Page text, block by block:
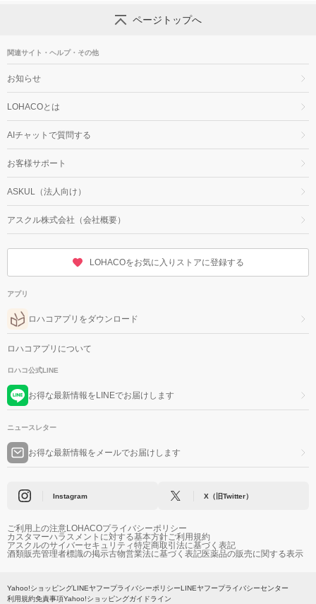
ページトップへ
関連サイト・ヘルプ・その他
お知らせ
LOHACOとは
AIチャットで質問する
お客様サポート
ASKUL（法人向け）
アスクル株式会社（会社概要）
LOHACOをお気に入りストアに登録する
アプリ
ロハコアプリをダウンロード
ロハコアプリについて
ロハコ公式LINE
お得な最新情報をLINEでお届けします
ニュースレター
お得な最新情報をメールでお届けします
Instagram X（旧Twitter）
ご利用上の注意LOHACOプライバシーポリシー
カスタマーハラスメントに対する基本方針ご利用規約
アスクルのサイバーセキュリティ特定商取引法に基づく表記
酒類販売管理者標識の掲示古物営業法に基づく表記医薬品の販売に関する表示
Yahoo!ショッピングLINEヤフープライバシーポリシーLINEヤフープライバシーセンター
利用規約免責事項Yahoo!ショッピングガイドライン